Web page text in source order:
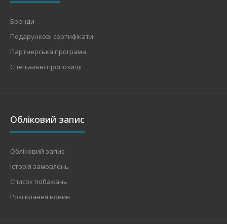
Бренди
Подарункові сертифікати
Партнерська програма
Спеціальні пропозиції
Обліковий запис
Обліковий запис
Історія замовлень
Список побажань
Розсилання новин